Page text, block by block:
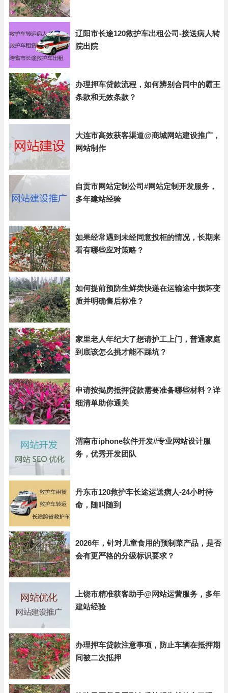
辽阳市长途120救护车出租公司-接送病人转
院出院
办理押车贷款流程，如何辨别合同中的霸王
条款和无效条款？
大连市高效获客渠道@商城网站建设推广，
网站制作
自贡市网站定制公司#网站定制开发服务，
多年建站经验
如果经常遇到未经同意投柜的情况，长期来
看有哪些应对策略？
如何提前预防生鲜类快递在运输途中损坏变
质并明确售后标准？
家里老人年纪大了想请护工上门，普通家庭
到底该怎么挑才能不踩坑？
申请按揭房抵押贷款需要准备哪些材料？详
细清单助你通关
渭南市iphone软件开发#专业网站设计服
务，优秀开发团队
丹东市120救护车长途运送病人-24小时待
命，随叫随到
2026年，针对儿童食用的预制菜产品，是否
会有更严格的分级标识要求？
上饶市精准获客助手@网站运营服务，多年
建站经验
办理押车贷款注意事项，防止车辆在抵押期
间被二次抵押